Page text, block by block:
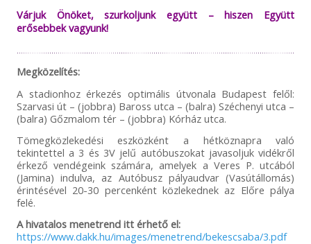
Várjuk Önöket, szurkoljunk együtt – hiszen Együtt
erősebbek vagyunk!
Megközelítés:
A stadionhoz érkezés optimális útvonala Budapest felől:
Szarvasi út – (jobbra) Baross utca – (balra) Széchenyi utca –
(balra) Gőzmalom tér – (jobbra) Kórház utca.
Tömegközlekedési eszközként a hétköznapra való
tekintettel a 3 és 3V jelű autóbuszokat javasoljuk vidékről
érkező vendégeink számára, amelyek a Veres P. utcából
(Jamina) indulva, az Autóbusz pályaudvar (Vasútállomás)
érintésével 20-30 percenként közlekednek az Előre pálya
felé.
A hivatalos menetrend itt érhető el:
https://www.dakk.hu/images/menetrend/bekescsaba/3.pdf